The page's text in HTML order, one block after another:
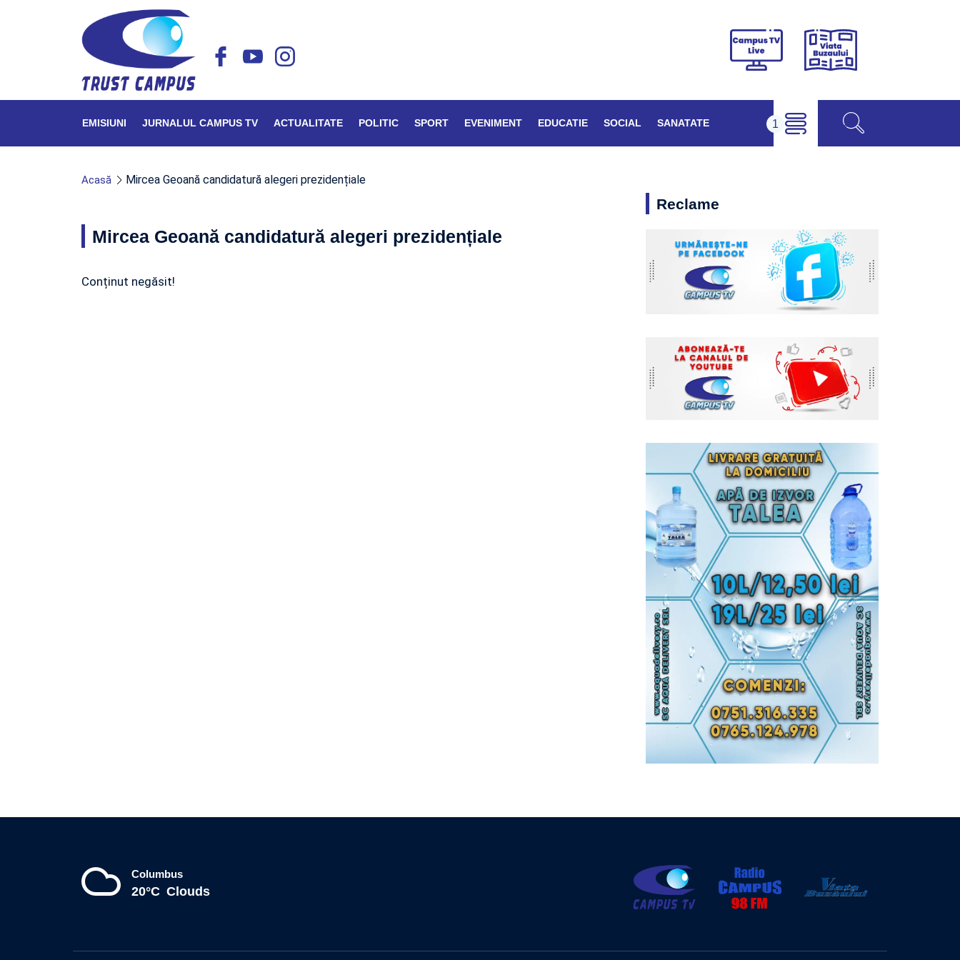
Campus
Viața
EMISIUNI JURNALUL CAMPUS TV ACTUALITATE POLITIC SPORT EVENIMENT EDUCATIE SOCIAL SANATATE
Acasă Mircea Geoană candidatură alegeri prezidențiale
Mircea Geoană candidatură alegeri prezidențiale
Conținut negăsit!
Reclame
Columbus
20°C Clouds